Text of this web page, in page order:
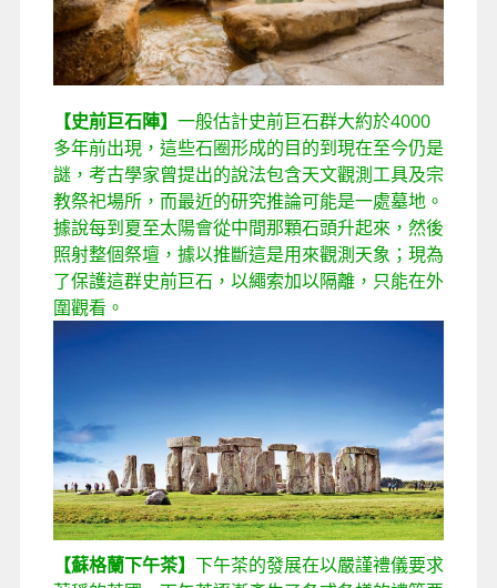
【史前巨石陣】 一般估計史前巨石群大約於4000
多年前出現，這些石圈形成的目的到現在至今仍是
謎，考古學家曾提出的說法包含天文觀測工具及宗
教祭祀場所，而最近的研究推論可能是一處墓地。
據說每到夏至太陽會從中間那顆石頭升起來，然後
照射整個祭壇，據以推斷這是用來觀測天象；現為
了保護這群史前巨石，以繩索加以隔離，只能在外
圍觀看。
【蘇格蘭下午茶】 下午茶的發展在以嚴謹禮儀要求